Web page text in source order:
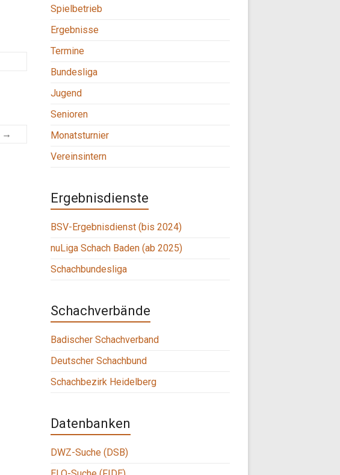
→
Spielbetrieb
Ergebnisse
Termine
Bundesliga
Jugend
Senioren
Monatsturnier
Vereinsintern
Ergebnisdienste
BSV-Ergebnisdienst (bis 2024)
nuLiga Schach Baden (ab 2025)
Schachbundesliga
Schachverbände
Badischer Schachverband
Deutscher Schachbund
Schachbezirk Heidelberg
Datenbanken
DWZ-Suche (DSB)